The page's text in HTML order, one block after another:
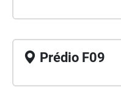
Prédio F09